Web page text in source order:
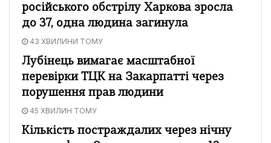
російського обстрілу Харкова зросла
до 37, одна людина загинула
43 ХВИЛИНИ ТОМУ
Лубінець вимагає масштабної
перевірки ТЦК на Закарпатті через
порушення прав людини
45 ХВИЛИН ТОМУ
Кількість постраждалих через нічну